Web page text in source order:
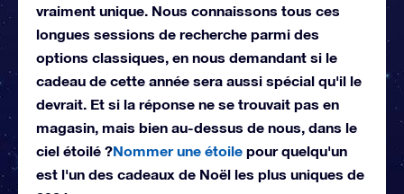
vraiment unique. Nous connaissons tous ces
longues sessions de recherche parmi des
options classiques, en nous demandant si le
cadeau de cette année sera aussi spécial qu'il le
devrait. Et si la réponse ne se trouvait pas en
magasin, mais bien au-dessus de nous, dans le
ciel étoilé ?Nommer une étoile pour quelqu'un
est l'un des cadeaux de Noël les plus uniques de